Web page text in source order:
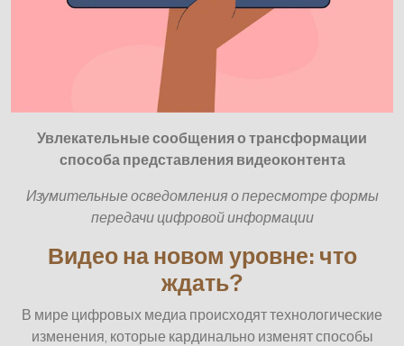
Увлекательные сообщения о трансформации
способа представления видеоконтента
Изумительные осведомления о пересмотре формы
передачи цифровой информации
Видео на новом уровне: что
ждать?
В мире цифровых медиа происходят технологические
изменения, которые кардинально изменят способы